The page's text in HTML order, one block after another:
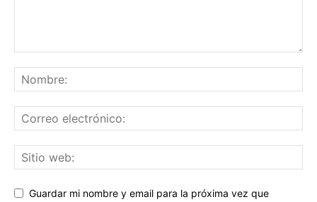
Guardar mi nombre y email para la próxima vez que